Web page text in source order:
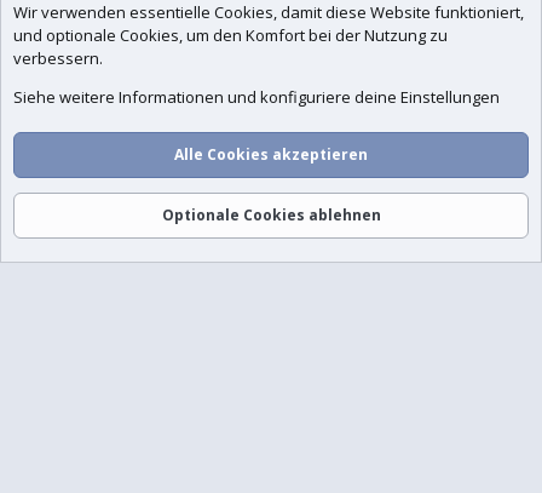
Aktuelles Anmelden Registrieren
Wir verwenden essentielle Cookies, damit diese Website funktioniert,
und optionale Cookies, um den Komfort bei der Nutzung zu
verbessern.
Siehe weitere Informationen und konfiguriere deine Einstellungen
Alle Cookies akzeptieren
Optionale Cookies ablehnen